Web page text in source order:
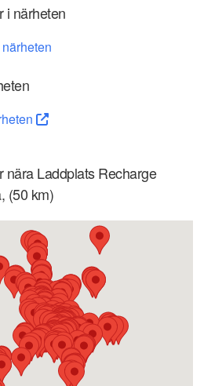
i närheten
nära Laddplats Recharge
(50 km)